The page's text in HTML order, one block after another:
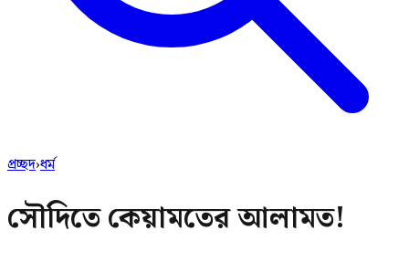
প্রচ্ছদ›ধর্ম
সৌদিতে কেয়ামতের আলামত!